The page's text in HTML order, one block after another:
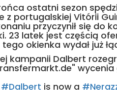
ostatni sezon
z portugalskiej Vitórii
przyczynił się do
23 latek jest częścią
okienka wydał już
kampanii Dalbert
#Dalbert is now a